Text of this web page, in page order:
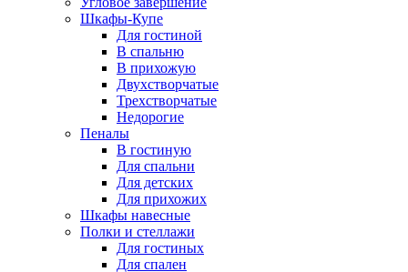
Шкафы-Купе
Для гостиной
В спальню
В прихожую
Двухстворчатые
Трехстворчатые
Недорогие
Пеналы
В гостиную
Для спальни
Для детских
Для прихожих
Шкафы навесные
Полки и стеллажи
Для гостиных
Для спален